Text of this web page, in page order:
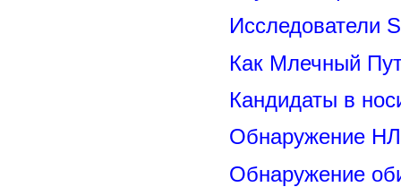
Исследователи
Как Млечный
Кандидаты в
Обнаружение
Обнаружение